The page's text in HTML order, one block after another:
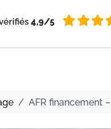
4,9/5
AFR financement